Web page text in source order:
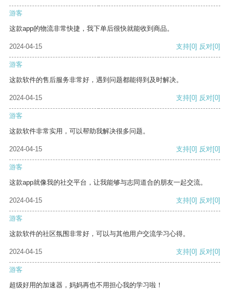
游客
这款app的物流非常快捷，我下单后很快就能收到商品。
2024-04-15 支持[0] 反对[0]
游客
这款软件的售后服务非常好，遇到问题都能得到及时解决。
2024-04-15 支持[0] 反对[0]
游客
这款软件非常实用，可以帮助我解决很多问题。
2024-04-15 支持[0] 反对[0]
游客
这款app就像我的社交平台，让我能够与志同道合的朋友一起交流。
2024-04-15 支持[0] 反对[0]
游客
这款软件的社区氛围非常好，可以与其他用户交流学习心得。
2024-04-15 支持[0] 反对[0]
游客
超级好用的加速器，妈妈再也不用担心我的学习啦！